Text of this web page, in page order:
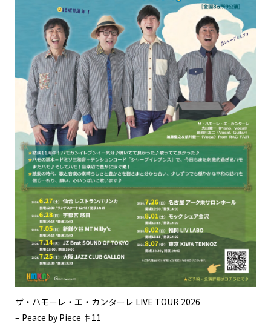
ザ・ハモーレ・エ・カンターレ LIVE TOUR 2026
– Peace by Piece ♯11